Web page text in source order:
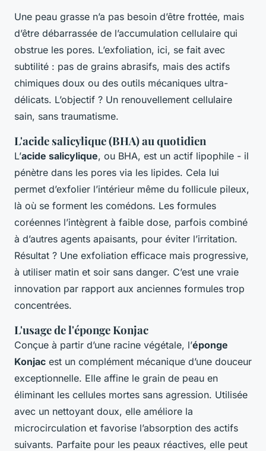
Une peau grasse n’a pas besoin d’être frottée, mais
d’être débarrassée de l’accumulation cellulaire qui
obstrue les pores. L’exfoliation, ici, se fait avec
subtilité : pas de grains abrasifs, mais des actifs
chimiques doux ou des outils mécaniques ultra-
délicats. L’objectif ? Un renouvellement cellulaire
sain, sans traumatisme.
L'acide salicylique (BHA) au quotidien
L’acide salicylique, ou BHA, est un actif lipophile - il
pénètre dans les pores via les lipides. Cela lui
permet d’exfolier l’intérieur même du follicule pileux,
là où se forment les comédons. Les formules
coréennes l’intègrent à faible dose, parfois combiné
à d’autres agents apaisants, pour éviter l’irritation.
Résultat ? Une exfoliation efficace mais progressive,
à utiliser matin et soir sans danger. C’est une vraie
innovation par rapport aux anciennes formules trop
concentrées.
L'usage de l'éponge Konjac
Conçue à partir d’une racine végétale, l’éponge
Konjac est un complément mécanique d’une douceur
exceptionnelle. Elle affine le grain de peau en
éliminant les cellules mortes sans agression. Utilisée
avec un nettoyant doux, elle améliore la
microcirculation et favorise l’absorption des actifs
suivants. Parfaite pour les peaux réactives, elle peut